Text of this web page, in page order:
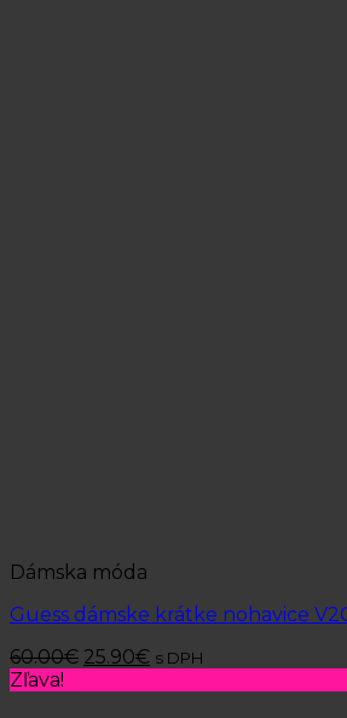
Dámska móda
Guess dámske krátke nohavice
60.00€ 25.90€ s DPH
Zľava!